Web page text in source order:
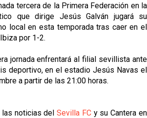
pasada se vio
tirar para delante y
mientras Rodri agita el
tercera de la Primera Federación en la
que dirige Jesús Galván jugará su
local en esta temporada tras caer en el
por 1-2.
jornada enfrentará al filial sevillista ante
deportivo, en el estadio Jesús Navas el
a partir de las 21:00 horas.
las noticias delSevilla FCy su Cantera en